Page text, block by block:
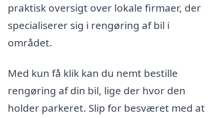
praktisk oversigt over lokale firmaer, der
specialiserer sig i rengøring af bil i
området.
Med kun få klik kan du nemt bestille
rengøring af din bil, lige der hvor den
holder parkeret. Slip for besværet med at